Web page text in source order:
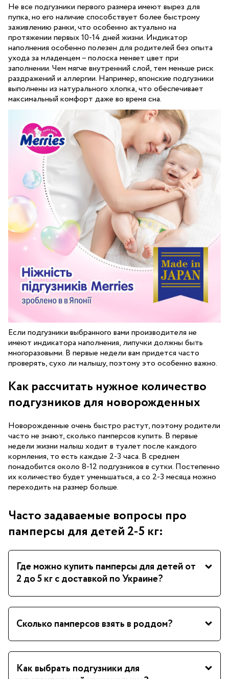
Не все подгузники первого размера имеют вырез для
пупка, но его наличие способствует более быстрому
заживлению ранки, что особенно актуально на
протяжении первых 10-14 дней жизни. Индикатор
наполнения особенно полезен для родителей без опыта
ухода за младенцем – полоска меняет цвет при
заполнении. Чем мягче внутренний слой, тем меньше риск
раздражений и аллергии. Например, японские подгузники
выполнены из натурального хлопка, что обеспечивает
максимальный комфорт даже во время сна.
Если подгузники выбранного вами производителя не
имеют индикатора наполнения, липучки должны быть
многоразовыми. В первые недели вам придется часто
проверять, сухо ли малышу, поэтому это особенно важно.
Как рассчитать нужное количество
подгузников для новорожденных
Новорожденные очень быстро растут, поэтому родители
часто не знают, сколько памперсов купить. В первые
недели жизни малыш ходит в туалет после каждого
кормления, то есть каждые 2-3 часа. В среднем
понадобится около 8-12 подгузников в сутки. Постепенно
их количество будет уменьшаться, а со 2-3 месяца можно
переходить на размер больше.
Часто задаваемые вопросы про
памперсы для детей 2-5 кг:
Где можно купить памперсы для детей от
2 до 5 кг с доставкой по Украине?
Сколько памперсов взять в роддом?
Как выбрать подгузники для